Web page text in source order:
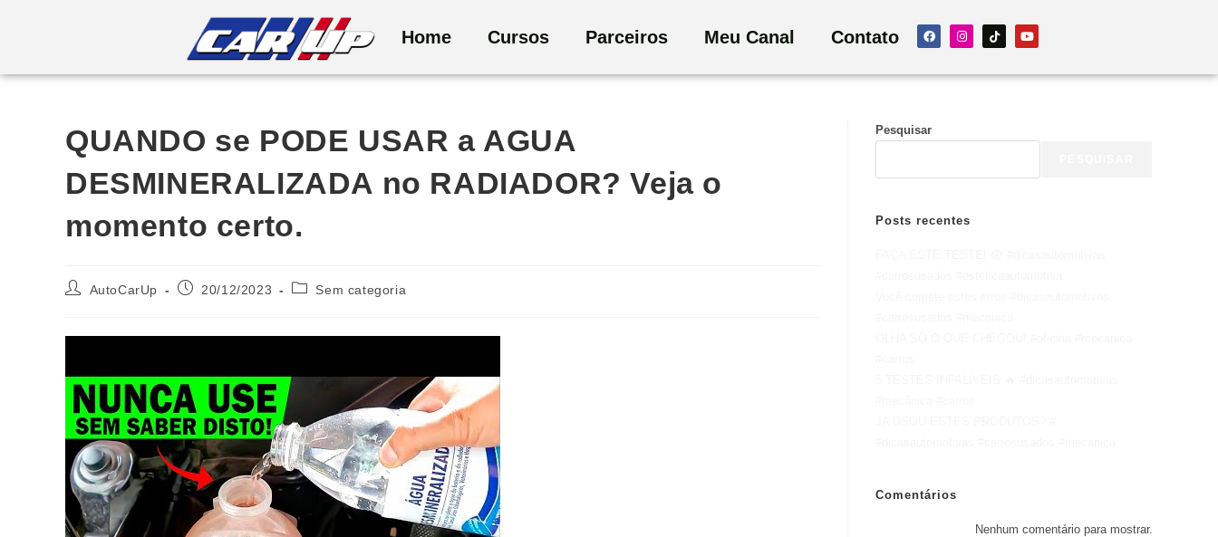
Home Cursos Parceiros Meu Canal Contato
QUANDO se PODE USAR a AGUA
DESMINERALIZADA no RADIADOR? Veja o
momento certo.
AutoCarUp 20/12/2023 Sem categoria
Pesquisar
Posts recentes
Comentários
Nenhum comentário para mostrar.